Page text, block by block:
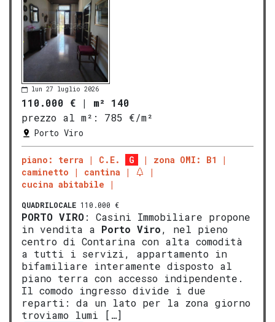
lun 27 luglio 2026
110.000 € | m² 140
prezzo al m²:
785 €/m²
Porto Viro
piano: terra C.E. G
zona OMI: B1
caminetto
cantina
cucina abitabile
QUADRILOCALE 110.000 €
PORTO VIRO: Casini Immobiliare propone
in vendita a Porto Viro, nel pieno
centro di Contarina con alta comodità
a tutti i servizi, appartamento in
bifamiliare interamente disposto al
piano terra con accesso indipendente.
Il comodo ingresso divide i due
reparti: da un lato per la zona giorno
troviamo lumi […]